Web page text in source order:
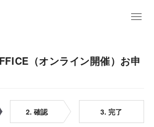
（オンライン開催）お申
2. 確認 3. 完了